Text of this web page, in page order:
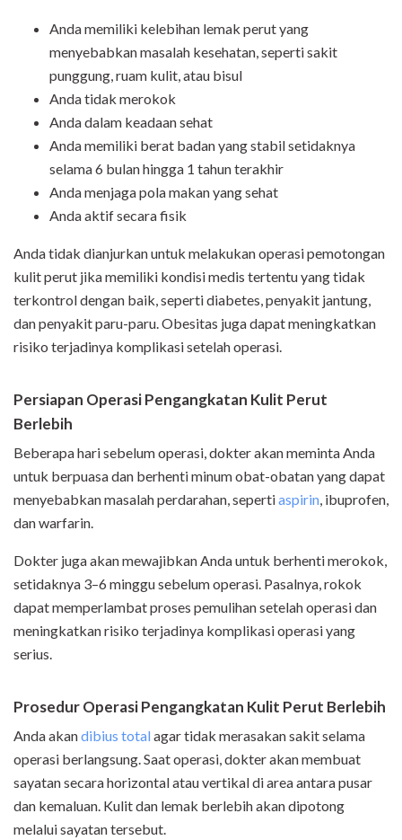
Anda memiliki kelebihan lemak perut yang
menyebabkan masalah kesehatan, seperti sakit
punggung, ruam kulit, atau bisul
Anda tidak merokok
Anda dalam keadaan sehat
Anda memiliki berat badan yang stabil setidaknya
selama 6 bulan hingga 1 tahun terakhir
Anda menjaga pola makan yang sehat
Anda aktif secara fisik
Anda tidak dianjurkan untuk melakukan operasi pemotongan
kulit perut jika memiliki kondisi medis tertentu yang tidak
terkontrol dengan baik, seperti diabetes, penyakit jantung,
dan penyakit paru-paru. Obesitas juga dapat meningkatkan
risiko terjadinya komplikasi setelah operasi.
Persiapan Operasi Pengangkatan Kulit Perut
Berlebih
Beberapa hari sebelum operasi, dokter akan meminta Anda
untuk berpuasa dan berhenti minum obat-obatan yang dapat
menyebabkan masalah perdarahan, sepertiaspirin , ibuprofen,
dan warfarin.
Dokter juga akan mewajibkan Anda untuk berhenti merokok,
setidaknya 3–6 minggu sebelum operasi. Pasalnya, rokok
dapat memperlambat proses pemulihan setelah operasi dan
meningkatkan risiko terjadinya komplikasi operasi yang
serius.
Prosedur Operasi Pengangkatan Kulit Perut Berlebih
Anda akandibius totalagar tidak merasakan sakit selama
operasi berlangsung. Saat operasi, dokter akan membuat
sayatan secara horizontal atau vertikal di area antara pusar
dan kemaluan. Kulit dan lemak berlebih akan dipotong
melalui sayatan tersebut.